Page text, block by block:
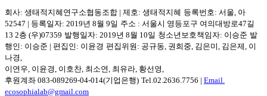
회사: 생태적지혜연구소협동조합 | 제호: 생태적지혜 등록번호: 서울, 아
52547 | 등록일자: 2019년 8월 9일 주소 : 서울시 영등포구 여의대방로47길
13 2층 (우)07359 발행일자: 2019년 8월 10일 청소년보호책임자: 이승준 발
행인: 이승준 | 편집인: 이윤경 편집위원: 공규동, 권희중, 김은미, 김은제, 이
나경,
이연우, 이윤경, 이호찬, 최소연, 최유라, 황선영,
후원계좌 083-089269-04-014(기업은행) Tel. 02.2636.7756 | Email.
ecosophialab@gmail.com